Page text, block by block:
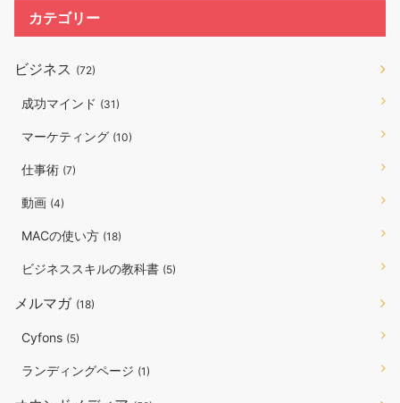
カテゴリー
ビジネス (72)
成功マインド (31)
マーケティング (10)
仕事術 (7)
動画 (4)
MACの使い方 (18)
ビジネススキルの教科書 (5)
メルマガ (18)
Cyfons (5)
ランディングページ (1)